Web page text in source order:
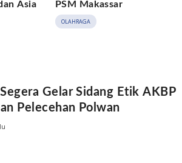
Asia
PSM Makassar
OLAHRAGA
Gelar Sidang Etik AKBP
Pelecehan Polwan